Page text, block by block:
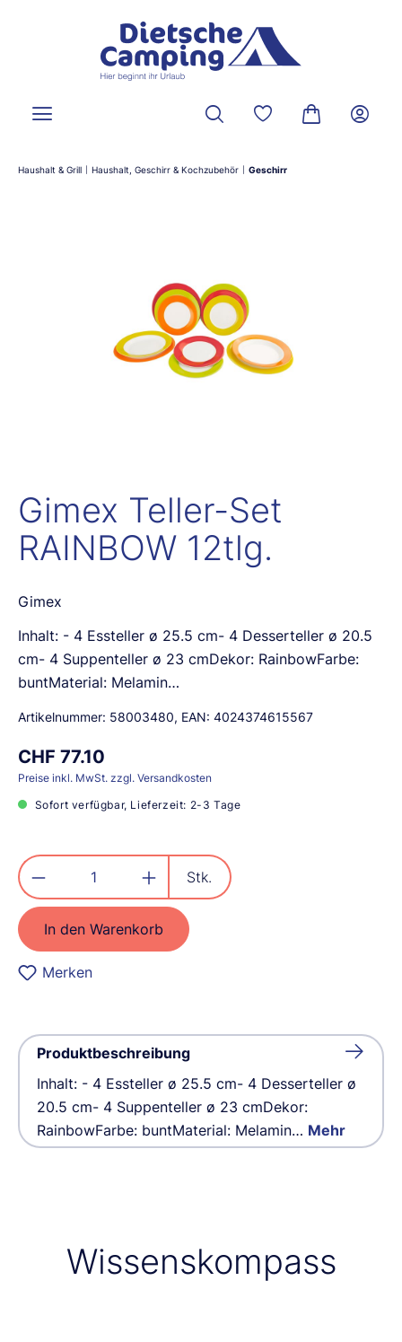
Du hast 0 Produkte
Warenkorb
Haushalt & Grill Haushalt, Geschirr & Kochzubehör Geschirr
Gimex Teller-Set
RAINBOW 12tlg.
Gimex
Inhalt: - 4 Essteller ø 25.5 cm- 4 Desserteller ø 20.5
cm- 4 Suppenteller ø 23 cmDekor: RainbowFarbe:
buntMaterial: Melamin…
Artikelnummer: 58003480, EAN: 4024374615567
CHF 77.10
Preise inkl. MwSt. zzgl. Versandkosten
Sofort verfügbar, Lieferzeit: 2-3 Tage
Produkt Anzahl: Gib den
Stk.
In den Warenkorb
Merken
Produktbeschreibung
Inhalt: - 4 Essteller ø 25.5 cm- 4 Desserteller ø
20.5 cm- 4 Suppenteller ø 23 cmDekor:
RainbowFarbe: buntMaterial: Melamin… Mehr
Wissenskompass